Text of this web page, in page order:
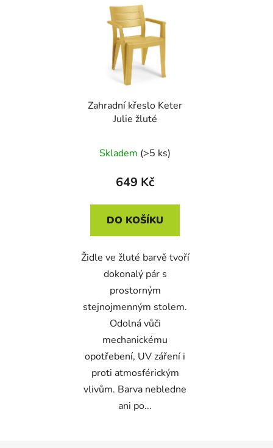
Zahradní křeslo Keter
Julie žluté
Skladem (>5 ks)
649 Kč
DO KOŠÍKU
Židle ve žluté barvě tvoří
dokonalý pár s
prostorným
stejnojmenným stolem.
Odolná vůči
mechanickému
opotřebení, UV záření i
proti atmosférickým
vlivům. Barva nebledne
ani po...